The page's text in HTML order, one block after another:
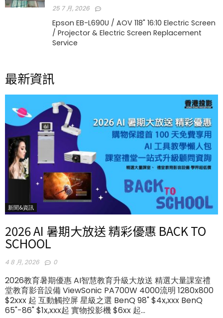
25 7 月, 2026
Epson EB-L690U / AOV 118" 16:10 Electric Screen
/ Projector & Electric Screen Replacement
Service
最新資訊
新聞&資訊
2026 AI 暑期大放送 精彩優惠 BACK TO
SCHOOL
4 8 月, 2026 0
2026教育暑期優惠 AI智慧教育升級大放送 精選大量課室禮
堂教育影音設備 ViewSonic PA700W 4000流明 1280x800
$2xxx 起 互動觸控屏 星級之選 BenQ 98" $4x,xxx BenQ
65"-86" $1x,xxx起 實物投影機 $6xx 起...